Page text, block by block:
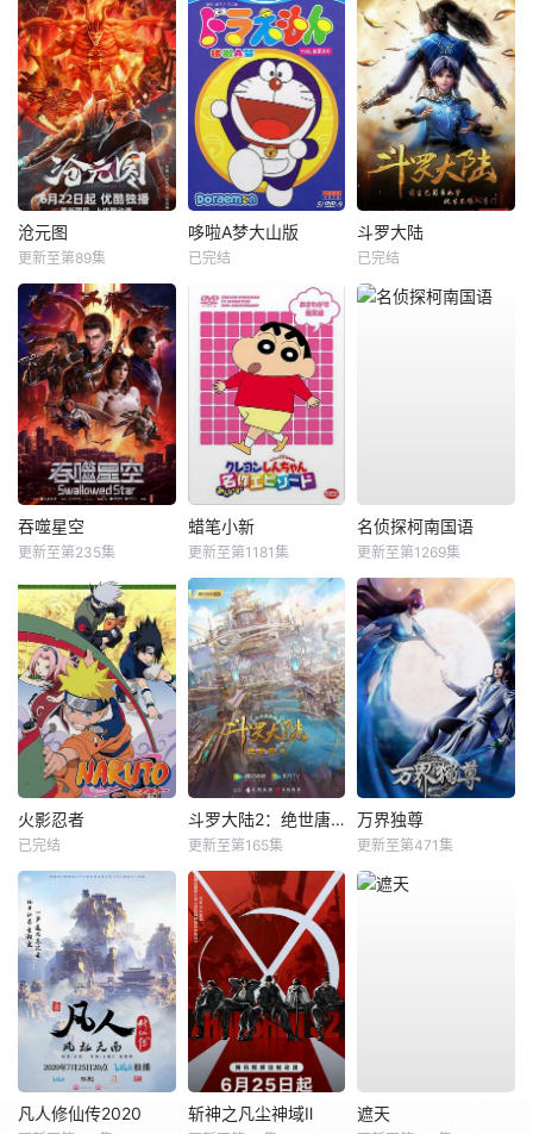
沧元图
更新至第89集
哆啦A梦大山版
已完结
斗罗大陆
已完结
吞噬星空
更新至第235集
蜡笔小新
更新至第1181集
名侦探柯南国语
更新至第1269集
火影忍者
已完结
斗罗大陆2：绝世唐门
更新至第165集
万界独尊
更新至第471集
凡人修仙传2020 斩神之凡尘神域Ⅱ 遮天